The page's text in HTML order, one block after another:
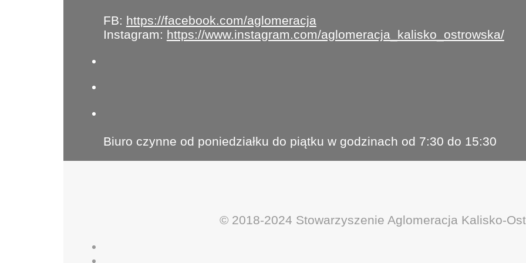
FB: https://facebook.com/aglomeracja
Instagram: https://www.instagram.com/aglomeracja_kalisko_ostrowska/
Biuro czynne od poniedziałku do piątku w godzinach od 7:30 do 15:30
© 2018-2024 Stowarzyszenie Aglomeracja Kalisko-